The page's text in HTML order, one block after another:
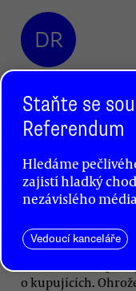
DR
Právo platit
na soukromí
Jan Vobořil
Debaty o
plateb zakrývají
o kupujících.
Staňte se
Referendum
Hledáme
zajistí hladký
nezávislého
Vedoucí kanceláře